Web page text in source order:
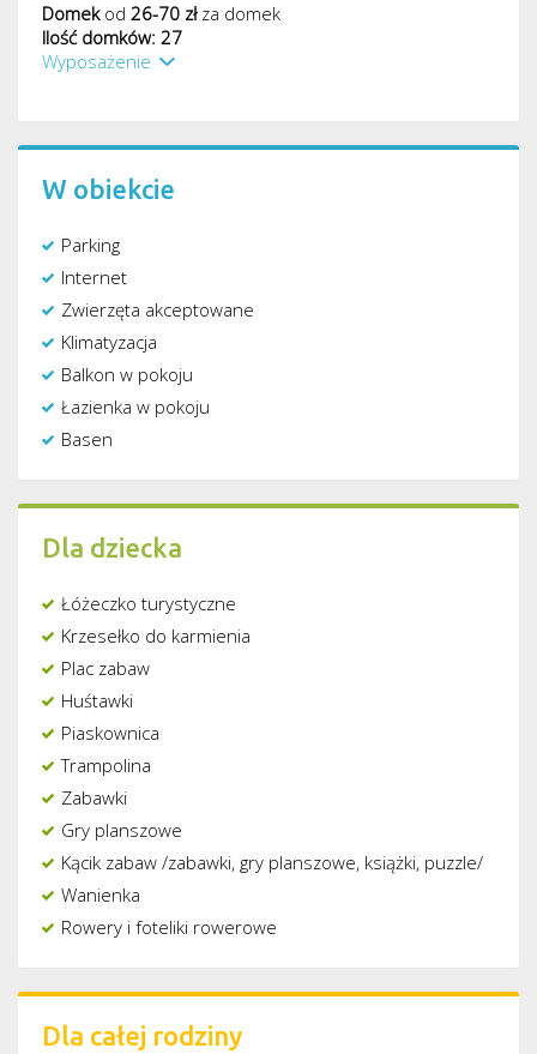
Domekod 26-70 złza domek
Ilość domków: 27
Wyposażenie
W obiekcie
Parking
Internet
Zwierzęta akceptowane
Klimatyzacja
Balkon w pokoju
Łazienka w pokoju
Basen
Dla dziecka
Łóżeczko turystyczne
Krzesełko do karmienia
Plac zabaw
Huśtawki
Piaskownica
Trampolina
Zabawki
Gry planszowe
Kącik zabaw /zabawki, gry planszowe, książki, puzzle/
Wanienka
Rowery i foteliki rowerowe
Dla całej rodziny